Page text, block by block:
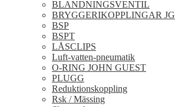
BLANDNINGSVENTIL
BRYGGERIKOPPLINGAR JG
BSP
BSPT
LÅSCLIPS
Luft-vatten-pneumatik
O-RING JOHN GUEST
PLUGG
Reduktionskoppling
Rsk / Mässing